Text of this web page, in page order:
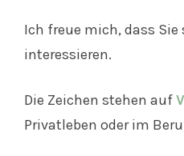
Ich freue mich, dass
interessieren.
Die Zeichen stehen auf
Privatleben oder im